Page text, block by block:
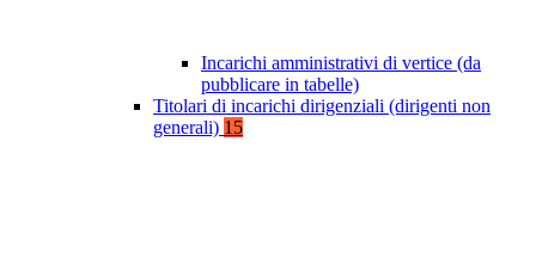
Incarichi amministrativi di vertice (da
pubblicare in tabelle)
Titolari di incarichi dirigenziali (dirigenti non
generali) 15